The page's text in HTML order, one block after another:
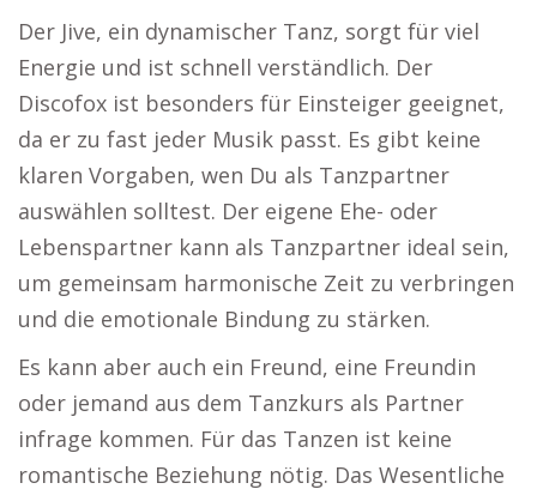
Der Jive, ein dynamischer Tanz, sorgt für viel
Energie und ist schnell verständlich. Der
Discofox ist besonders für Einsteiger geeignet,
da er zu fast jeder Musik passt. Es gibt keine
klaren Vorgaben, wen Du als Tanzpartner
auswählen solltest. Der eigene Ehe- oder
Lebenspartner kann als Tanzpartner ideal sein,
um gemeinsam harmonische Zeit zu verbringen
und die emotionale Bindung zu stärken.
Es kann aber auch ein Freund, eine Freundin
oder jemand aus dem Tanzkurs als Partner
infrage kommen. Für das Tanzen ist keine
romantische Beziehung nötig. Das Wesentliche